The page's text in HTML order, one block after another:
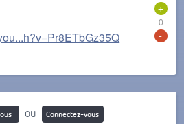
+
0
-
ou
Connectez-vous